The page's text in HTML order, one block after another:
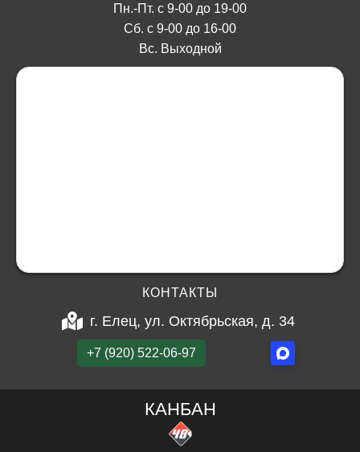
Пн.-Пт. с 9-00 до 19-00
Сб. с 9-00 до 16-00
Вс. Выходной
КОНТАКТЫ
г. Елец, ул. Октябрьская, д. 34
+7 (920) 522-06-97
КАНБАН